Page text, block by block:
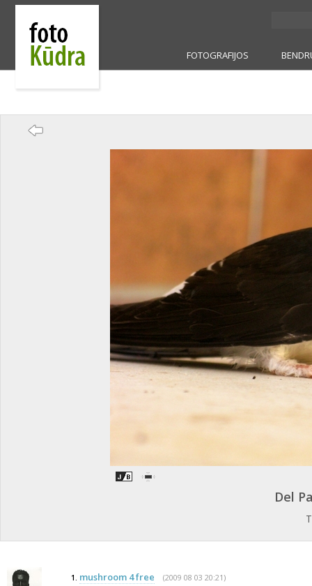
FOTOGRAFIJOS
Del
1. mushroom 4 free (2009 08 03 20:21)